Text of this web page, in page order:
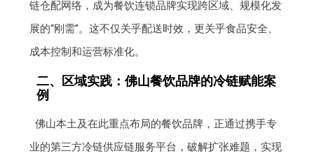
链仓配网络，成为餐饮连锁品牌实现跨区域、规模化发
展的“刚需”。这不仅关乎配送时效，更关乎食品安全、
成本控制和运营标准化。
二、区域实践：佛山餐饮品牌的冷链赋能案
例
佛山本土及在此重点布局的餐饮品牌，正通过携手专
业的第三方冷链供应链服务平台，破解扩张难题，实现